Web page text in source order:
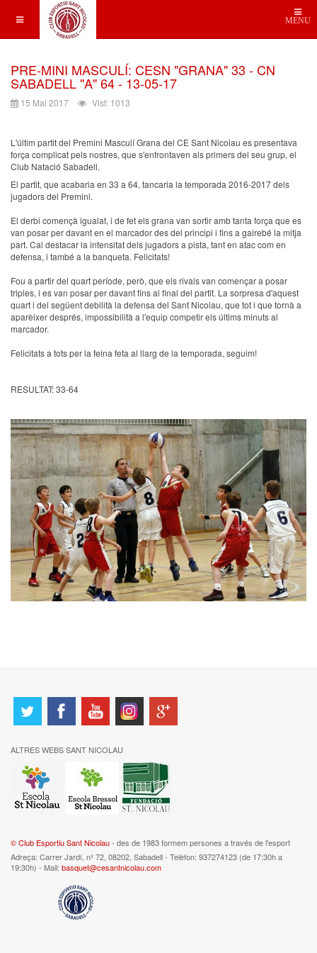
MENU
PRE-MINI MASCULÍ: CESN "GRANA" 33 - CN
SABADELL "A" 64 - 13-05-17
15 Mai 2017 Vist: 1013
L'últim partit del Premini Masculí Grana del CE Sant Nicolau es presentava
força complicat pels nostres, que s'enfrontaven als primers del seu grup, el
Club Natació Sabadell.
El partit, que acabaria en 33 a 64, tancaria la temporada 2016-2017 dels
jugadors del Premini.
El derbi començà igualat, i de fet els grana van sortir amb tanta força que es
van posar per davant en el marcador des del principi i fins a gairebé la mitja
part. Cal destacar la intensitat dels jugadors a pista, tant en atac com en
defensa, i també a la banqueta. Felicitats!
Fou a partir del quart període, però, que els rivals van començar a posar
triples, i es van posar per davant fins al final del partit. La sorpresa d'aquest
quart i del següent debilità la defensa del Sant Nicolau, que tot i que tornà a
aparèixer després, impossibilità a l'equip competir els últims minuts al
marcador.
Felicitats a tots per la feina feta al llarg de la temporada, seguim!
RESULTAT: 33-64
ALTRES WEBS SANT NICOLAU
© Club Esportiu Sant Nicolau- des de 1983 formem persones a través de l'esport
Adreça: Carrer Jardí, nº 72, 08202, Sabadell - Telèfon: 937274123 (de 17:30h a
19:30h) - Mail: basquet@cesantnicolau.com